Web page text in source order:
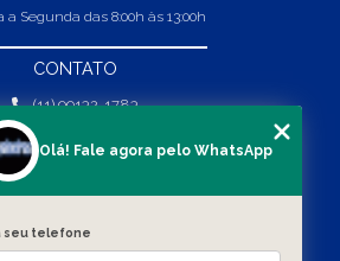
a Segunda das 8:00h às 13:00h
CONTATO
(11) 99132-1783
(11) 99132-1783
Olá! Fale agora pelo WhatsApp
seu telefone